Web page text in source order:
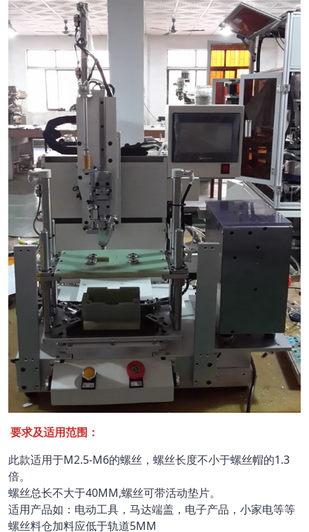
要求及适用范围：
此款适用于M2.5-M6的螺丝，螺丝长度不小于螺丝帽的1.3
倍。
螺丝总长不大于40MM,螺丝可带活动垫片。
适用产品如：电动工具，马达端盖，电子产品，小家电等等
螺丝料仓加料应低于轨道5MM